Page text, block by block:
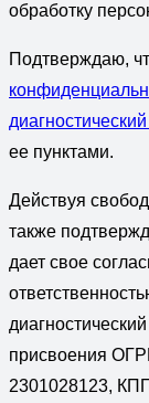
обработку
Подтверждаю,
ее пунктами.
Действуя
также
дает свое
присвоения
2301028123,